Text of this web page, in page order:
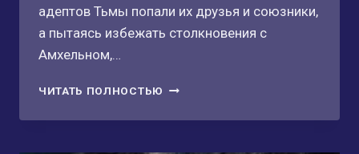
адептов Тьмы попали их друзья и союзники,
а пытаясь избежать столкновения с
Амхельном,…
ЧИТАТЬ ПОЛНОСТЬЮ АМХЕЛЬН.
ЗНАКОМ